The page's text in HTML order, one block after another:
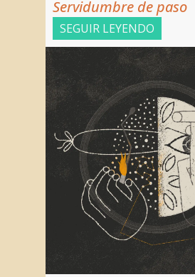
NOSOTRAS
PUBLICA CON NOSOTRAS
APÓYANOS
Servidumbre de paso
SEGUIR LEYENDO